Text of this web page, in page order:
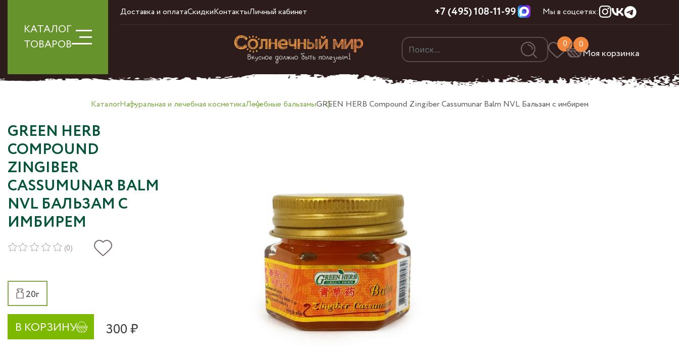
КАТАЛОГ
ТОВАРОВ
Доставка и оплатаСкидкиКонтактыЛичный кабинет +7 (495) 108-11-99 Мы в соцсетях:
0 0
Моя корзинка
КаталогНатуральная и лечебная косметикаЛечебные бальзамыGREEN HERB Compound Zingiber Cassumunar Balm NVL Бальзам с имбирем
GREEN HERB
COMPOUND
ZINGIBER
CASSUMUNAR BALM
NVL БАЛЬЗАМ С
ИМБИРЕМ
(0)
20г
В КОРЗИНУ 300 ₽